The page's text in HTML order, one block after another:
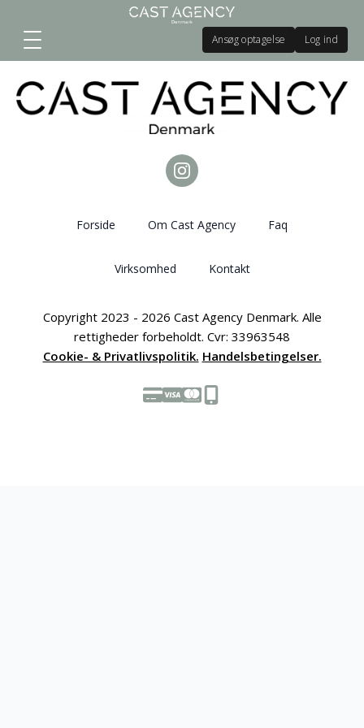
Ansøg optagelse Log ind
Forside Om Cast Agency Faq
Virksomhed Kontakt
Copyright 2023 - 2026 Cast Agency Denmark. Alle
rettigheder forbeholdt. Cvr: 33963548
Cookie- & Privatlivspolitik. Handelsbetingelser.